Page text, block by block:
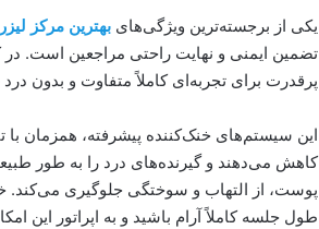
یکی از برجسته‌ترین ویژگی‌های بهترین مرکز
تضمین ایمنی و نهایت راحتی مراجعین است. در
پرقدرت برای تجربه‌ای کاملاً متفاوت و بدون
این سیستم‌های خنک‌کننده پیشرفته، همزمان
کاهش می‌دهند و گیرنده‌های درد را به طور
پوست، از التهاب و سوختگی جلوگیری می‌کند.
طول جلسه کاملاً آرام باشید و به اپراتور این